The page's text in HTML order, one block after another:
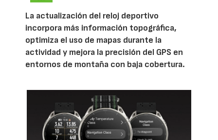
La actualización del reloj deportivo
incorpora más información topográfica,
optimiza el uso de mapas durante la
actividad y mejora la precisión del GPS en
entornos de montaña con baja cobertura.